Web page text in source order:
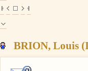
BRION, Louis